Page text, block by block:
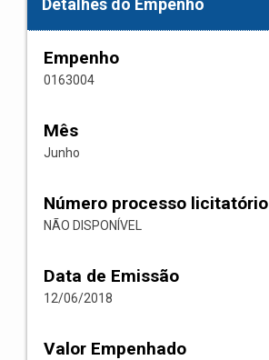
Detalhes do Empenho
Empenho
0163004
Mês
Junho
Número processo licitatório
NÃO DISPONÍVEL
Data de Emissão
12/06/2018
Valor Empenhado